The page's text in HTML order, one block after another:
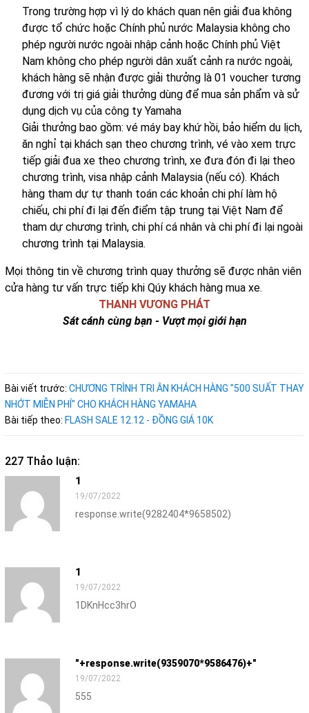
Trong trường hợp vì lý do khách quan nên giải đua không
được tổ chức hoặc Chính phủ nước Malaysia không cho
phép người nước ngoài nhập cảnh hoặc Chính phủ Việt
Nam không cho phép người dân xuất cảnh ra nước ngoài,
khách hàng sẽ nhận được giải thưởng là 01 voucher tương
đương với trị giá giải thưởng dùng để mua sản phẩm và sử
dụng dịch vụ của công ty Yamaha
Giải thưởng bao gồm: vé máy bay khứ hồi, bảo hiểm du lịch,
ăn nghỉ tại khách sạn theo chương trình, vé vào xem trực
tiếp giải đua xe theo chương trình, xe đưa đón đi lại theo
chương trình, visa nhập cảnh Malaysia (nếu có). Khách
hàng tham dự tự thanh toán các khoản chi phí làm hộ
chiếu, chi phí đi lại đến điểm tập trung tại Việt Nam để
tham dự chương trình, chi phí cá nhân và chi phí đi lại ngoài
chương trình tại Malaysia.
Mọi thông tin về chương trình quay thưởng sẽ được nhân viên
cửa hàng tư vấn trực tiếp khi Qúy khách hàng mua xe.
THANH VƯƠNG PHÁT
Sát cánh cùng bạn - Vượt mọi giới hạn
Bài viết trước: CHƯƠNG TRÌNH TRI ÂN KHÁCH HÀNG "500 SUẤT THAY
NHỚT MIỄN PHÍ" CHO KHÁCH HÀNG YAMAHA
Bài tiếp theo: FLASH SALE 12.12 - ĐỒNG GIÁ 10K
227 Thảo luận:
1
19/07/2022
response.write(9282404*9658502)
1
19/07/2022
1DKnHcc3hrO
"+response.write(9359070*9586476)+"
19/07/2022
555